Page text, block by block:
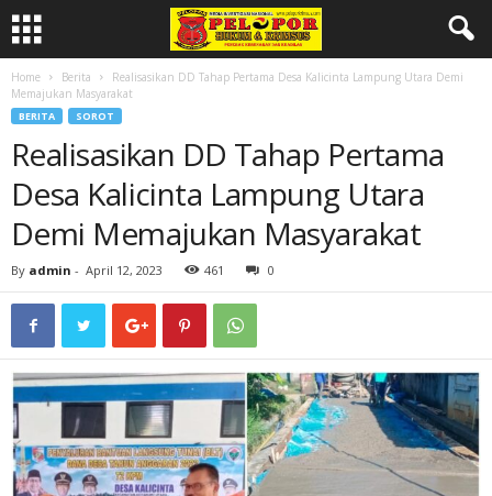
Home Berita
Realisasikan DD Tahap Pertama Desa Kalicinta Lampung Utara Demi
Memajukan Masyarakat
BERITA SOROT
Realisasikan DD Tahap Pertama
Desa Kalicinta Lampung Utara
Demi Memajukan Masyarakat
By admin - April 12, 2023 461 0